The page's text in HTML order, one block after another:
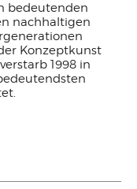
bedeutenden
nachhaltigen
Konzeptkunst
1998 in